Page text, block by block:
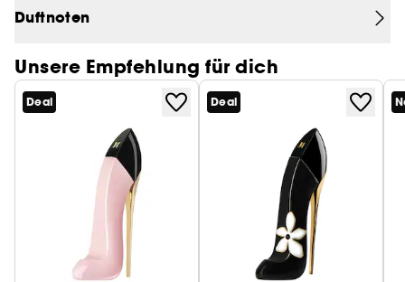
Good Girl ist ein gewagter und doch raffinierter
ist. Sie widersetzt sich den Erwartungen: mutig und
verführerisch, elegant und modern, freundlich und
geheimnisvoll zugleich.
KRAFTVOLLE LEBENDIGKEIT
Die süßen, verführerischen Eigenschaften des
Jasmins verleihen Good Girl eine strahlende
Duftnoten
Unsere Empfehlung für dich
Deal Deal